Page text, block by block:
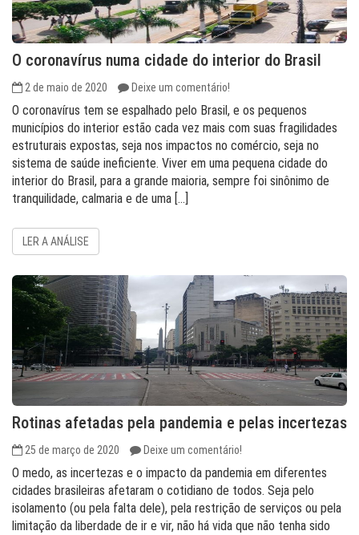
O coronavírus numa cidade do interior do Brasil
2 de maio de 2020 Deixe um comentário!
O coronavírus tem se espalhado pelo Brasil, e os pequenos
municípios do interior estão cada vez mais com suas fragilidades
estruturais expostas, seja nos impactos no comércio, seja no
sistema de saúde ineficiente. Viver em uma pequena cidade do
interior do Brasil, para a grande maioria, sempre foi sinônimo de
tranquilidade, calmaria e de uma […]
LER A ANÁLISE
Rotinas afetadas pela pandemia e pelas incertezas
25 de março de 2020 Deixe um comentário!
O medo, as incertezas e o impacto da pandemia em diferentes
cidades brasileiras afetaram o cotidiano de todos. Seja pelo
isolamento (ou pela falta dele), pela restrição de serviços ou pela
limitação da liberdade de ir e vir, não há vida que não tenha sido